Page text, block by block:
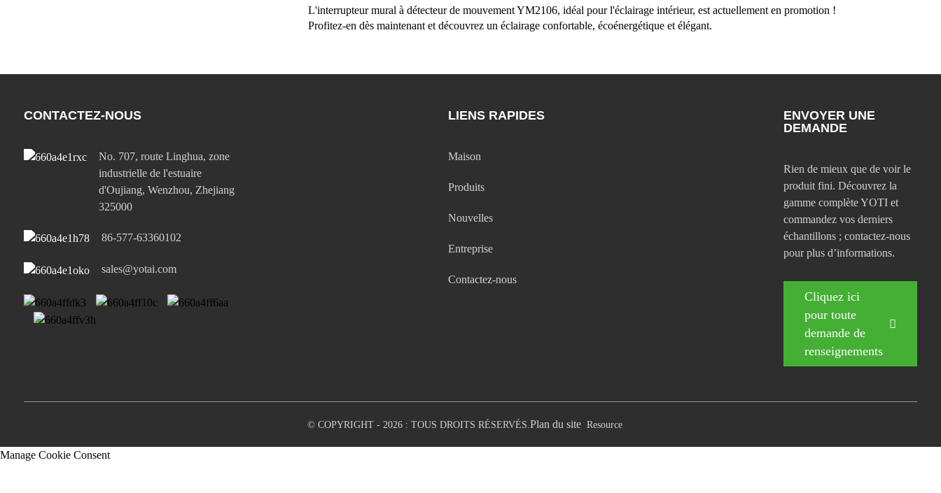
L'interrupteur mural à détecteur de mouvement YM2106, idéal pour l'éclairage intérieur, est actuellement en promotion !
Profitez-en dès maintenant et découvrez un éclairage confortable, écoénergétique et élégant.
CONTACTEZ-NOUS
No. 707, route Linghua, zone
industrielle de l'estuaire
d'Oujiang, Wenzhou, Zhejiang
325000
86-577-63360102
sales@yotai.com
LIENS RAPIDES
Maison
Produits
Nouvelles
Entreprise
Contactez-nous
ENVOYER UNE
DEMANDE
Rien de mieux que de voir le
produit fini. Découvrez la
gamme complète YOTI et
commandez vos derniers
échantillons ; contactez-nous
pour plus d’informations.
Cliquez ici
pour toute
demande de
renseignements
© COPYRIGHT - 2026 : TOUS DROITS RÉSERVÉS.Plan du site Resource
Manage Cookie Consent